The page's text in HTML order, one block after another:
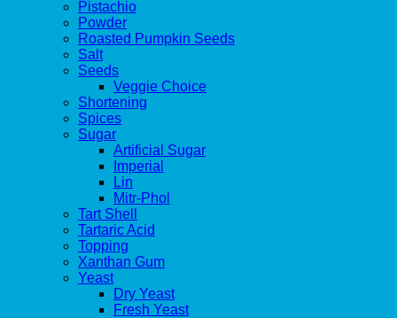
Pistachio
Powder
Roasted Pumpkin Seeds
Salt
Seeds
Veggie Choice
Shortening
Spices
Sugar
Artificial Sugar
Imperial
Lin
Mitr-Phol
Tart Shell
Tartaric Acid
Topping
Xanthan Gum
Yeast
Dry Yeast
Fresh Yeast